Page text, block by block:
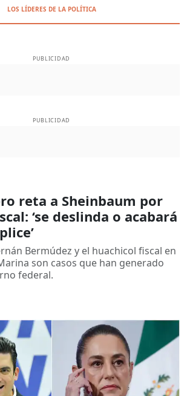
LOS LÍDERES DE LA POLÍTICA
PUBLICIDAD
PUBLICIDAD
reta a Sheinbaum por
‘se deslinda o acabará
Bermúdez y el huachicol fiscal en
son casos que han generado
federal.